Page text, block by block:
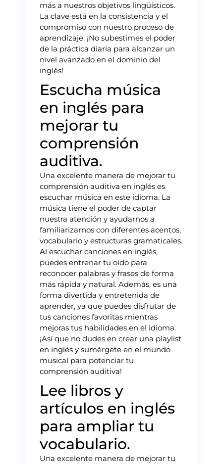
más a nuestros objetivos lingüísticos.
La clave está en la consistencia y el
compromiso con nuestro proceso de
aprendizaje. ¡No subestimes el poder
de la práctica diaria para alcanzar un
nivel avanzado en el dominio del
inglés!
Escucha música
en inglés para
mejorar tu
comprensión
auditiva.
Una excelente manera de mejorar tu
comprensión auditiva en inglés es
escuchar música en este idioma. La
música tiene el poder de captar
nuestra atención y ayudarnos a
familiarizarnos con diferentes acentos,
vocabulario y estructuras gramaticales.
Al escuchar canciones en inglés,
puedes entrenar tu oído para
reconocer palabras y frases de forma
más rápida y natural. Además, es una
forma divertida y entretenida de
aprender, ya que puedes disfrutar de
tus canciones favoritas mientras
mejoras tus habilidades en el idioma.
¡Así que no dudes en crear una playlist
en inglés y sumérgete en el mundo
musical para potenciar tu
comprensión auditiva!
Lee libros y
artículos en inglés
para ampliar tu
vocabulario.
Una excelente manera de mejorar tu